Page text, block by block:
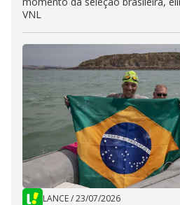
VNL
LANCE/23/07/2026